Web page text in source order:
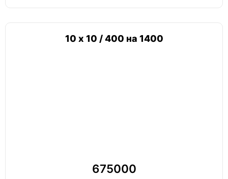
10 х 10 / 400 на 1400
675000